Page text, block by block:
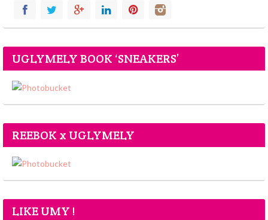
UGLYMELY BOOK ‘SNEAKERS’
REEBOK x UGLYMELY
LIKE UMY !